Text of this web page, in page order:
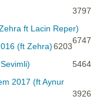
3797
ft Lacin Reper)
6747
(ft Zehra)6203
5464
2017 (ft Aynur
3926